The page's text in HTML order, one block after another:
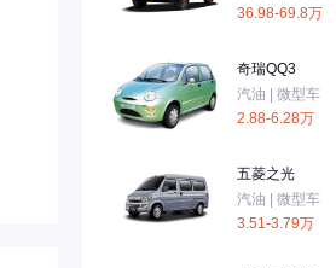
36.98-69.8万
奇瑞QQ3
汽油 | 微型车
2.88-6.28万
五菱之光
汽油 | 微型车
3.51-3.79万